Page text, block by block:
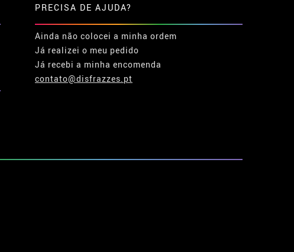
PRECISA DE AJUDA?
Ainda não colocei a minha ordem
Já realizei o meu pedido
Já recebi a minha encomenda
contato@disfrazzes.pt